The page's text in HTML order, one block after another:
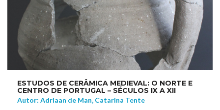
ESTUDOS DE CERÂMICA MEDIEVAL: O NORTE E
CENTRO DE PORTUGAL – SÉCULOS IX A XII
Autor: Adriaan de Man, Catarina Tente